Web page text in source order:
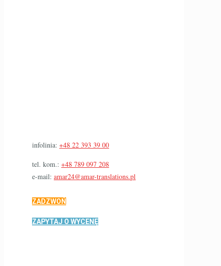
infolinia:+48 22 393 39 00
tel. kom.:+48 789 097 208
e-mail:amar24@amar-translations.pl
ZADZWOŃ
ZAPYTAJ O WYCENĘ